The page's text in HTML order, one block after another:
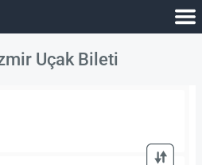
Uçak Bileti